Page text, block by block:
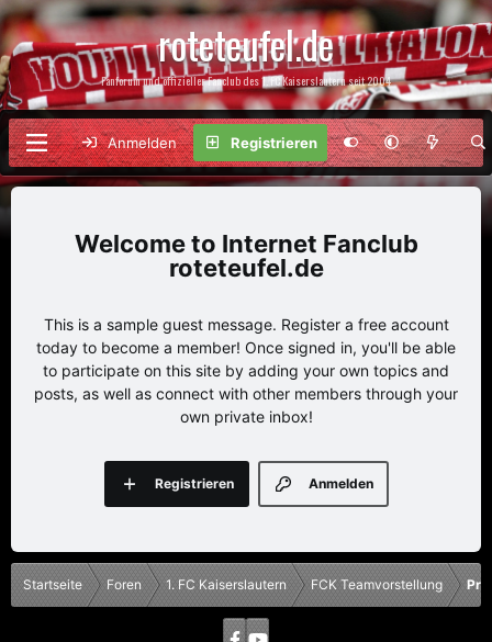
roteteufel.de
Fanforum und offizieller Fanclub des 1. FC Kaiserslautern seit 2004
Anmelden Registrieren
Internet Fanclub
roteteufel.de
This is a sample guest message. Register a free account
today to become a member! Once signed in, you'll be able
to participate on this site by adding your own topics and
posts, as well as connect with other members through your
own private inbox!
Anmelden
Registrieren
Startseite Foren 1. FC Kaiserslautern FCK Teamvorstellung